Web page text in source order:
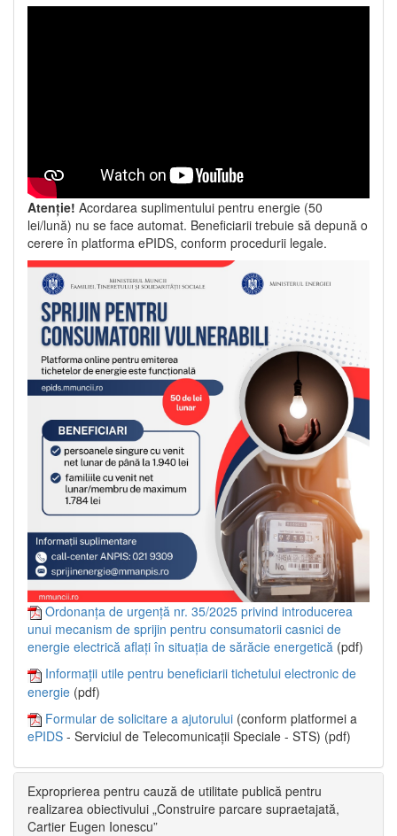
Atenție! Acordarea suplimentului pentru energie (50
lei/lună) nu se face automat. Beneficiarii trebuie să depună o
cerere în platforma ePIDS, conform procedurii legale.
Ordonanța de urgență nr. 35/2025 privind introducerea
unui mecanism de sprijin pentru consumatorii casnici de
energie electrică aflați în situația de sărăcie energetică (pdf)
Informații utile pentru beneficiarii tichetului electronic de
energie (pdf)
Formular de solicitare a ajutorului (conform platformei a
ePIDS - Serviciul de Telecomunicații Speciale - STS) (pdf)
Exproprierea pentru cauză de utilitate publică pentru
realizarea obiectivului „Construire parcare supraetajată,
Cartier Eugen Ionescu”